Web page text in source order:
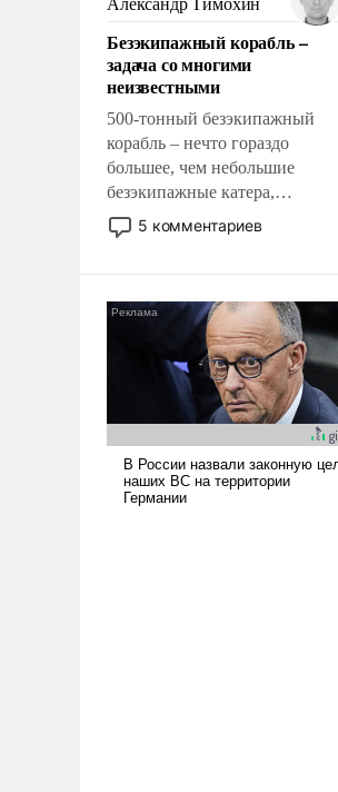
казалось, что эти вопросы
решены раз и навсегда, но –
нет, не решены.
Безэкипажный корабль –
задача со многими
неизвестными
500-тонный безэкипажный
корабль – нечто гораздо
большее, чем небольшие
безэкипажные катера,
применение которых уже
стало обыденностью. Задача по
и ее реализация радикально
поднимет наши боевые
возможности.
5 комментариев